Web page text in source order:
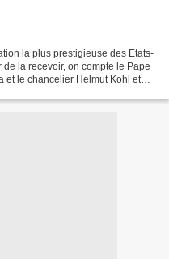
la plus prestigieuse des Etats-
la recevoir, on compte le Pape
et le chancelier Helmut Kohl et